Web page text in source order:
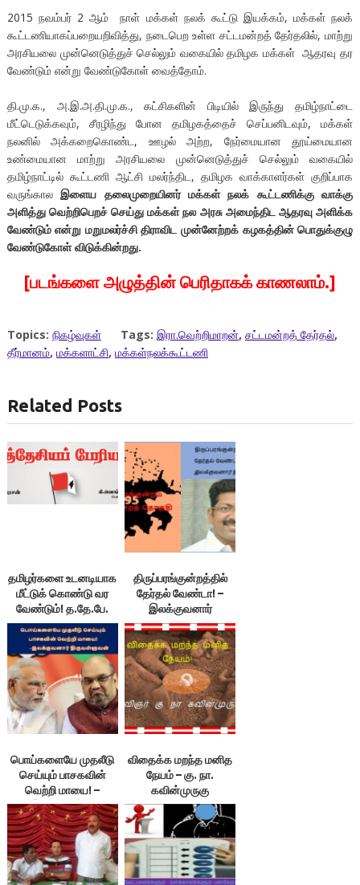
2015 நவம்பர் 2 ஆம் நாள் மக்கள் நலக் கூட்டு இயக்கம், மக்கள் நலக்
கூட்டணியாகப்பறையறிவித்து, நடைபெற உள்ள சட்டமன்றத் தேர்தலில், மாற்று
அரசியலை முன்னெடுத்துச் செல்லும் வகையில் தமிழக மக்கள் ஆதரவு தர
வேண்டும் என்று வேண்டுகோள் வைத்தோம்.
தி.மு.க., அ.இ.அ.தி.மு.க., கட்சிகளின் பிடியில் இருந்து தமிழ்நாட்டை
மீட்டெடுக்கவும், சீரழிந்து போன தமிழகத்தைச் செப்பனிடவும், மக்கள்
நலனில் அக்கறைகொண்ட, ஊழல் அற்ற, நேர்மையான தூய்மையான
உண்மையான மாற்று அரசியலை முன்னெடுத்துச் செல்லும் வகையில்
தமிழ்நாட்டில் கூட்டணி ஆட்சி மலர்ந்திட, தமிழக வாக்காளர்கள் குறிப்பாக
வருங்காலஇளைய தலைமுறையினர் மக்கள் நலக் கூட்டணிக்கு வாக்கு
அளித்து வெற்றிபெறச் செய்து மக்கள் நல அரசு அமைந்திட ஆதரவு அளிக்க
வேண்டும் என்று மறுமலர்ச்சி திராவிட முன்னேற்றக் கழகத்தின் பொதுக்குழு
வேண்டுகோள் விடுக்கின்றது.
[படங்களை அழுத்தின் பெரிதாகக் காணலாம்.]
Topics: நிகழ்வுகள் Tags: இரா.வெற்றிமாறன், சட்டமன்றத் தேர்தல்,
தீர்மானம், மக்களாட்சி, மக்கள்நலக்கூட்டணி
Related Posts
தமிழர்களை உடனடியாக
மீட்டுக் கொண்டு வர
வேண்டும்! த.தே.பே.
தீர்மானம்!
திருப்பரங்குன்றத்தில்
தேர்தல் வேண்டா! –
இலக்குவனார்
திருவள்ளுவன்
பொய்களையே முதலீடு
செய்யும் பாசகவின்
வெற்றி மாயை! –
இலக்குவனார்
திருவள்ளுவன்
விதைக்க மறந்த மனித
நேயம் – கு. நா.
கவின்முருகு